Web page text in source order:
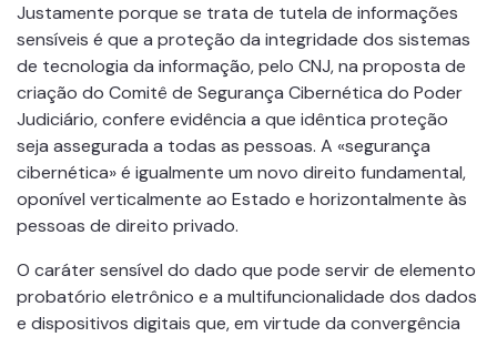
Justamente porque se trata de tutela de informações
sensíveis é que a proteção da integridade dos sistemas
de tecnologia da informação, pelo CNJ, na proposta de
criação do Comitê de Segurança Cibernética do Poder
Judiciário, confere evidência a que idêntica proteção
seja assegurada a todas as pessoas. A «segurança
cibernética» é igualmente um novo direito fundamental,
oponível verticalmente ao Estado e horizontalmente às
pessoas de direito privado.
O caráter sensível do dado que pode servir de elemento
probatório eletrônico e a multifuncionalidade dos dados
e dispositivos digitais que, em virtude da convergência